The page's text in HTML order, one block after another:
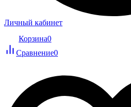
Личный кабинет
Корзина0
Сравнение0